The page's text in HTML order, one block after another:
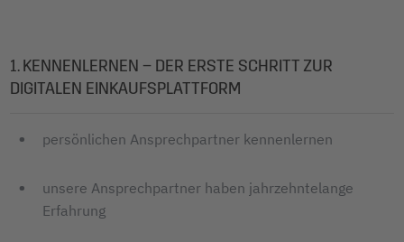
1. KENNENLERNEN – DER ERSTE SCHRITT ZUR
DIGITALEN EINKAUFSPLATTFORM
persönlichen Ansprechpartner kennenlernen
unsere Ansprechpartner haben jahrzehntelange
Erfahrung